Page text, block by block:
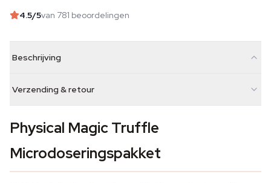
4.5/5van 781 beoordelingen
Beschrijving
Verzending & retour
Physical Magic Truffle
Microdoseringspakket